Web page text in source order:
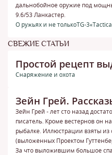
дальнобойное оружие под
9.6/53 Ланкастер.
О ружьях и не толькоTG-3
СВЕЖИЕ СТАТЬИ
Простой рецепт
Снаряжение и охота
Зейн Грей.
Зейн Грей - лет сто назад
писатель. Кроме вестернов он
рыбалке. Иллюстрации взяты из
(выложенных Проектом
За что выложившим большое